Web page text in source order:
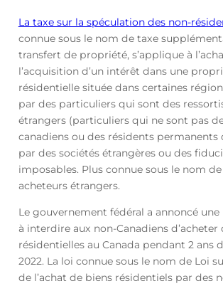
La taxe sur la spéculation des non-
connue sous le nom de taxe
transfert de propriété, s’applique à
l’acquisition d’un intérêt dans une
résidentielle située dans certaines
par des particuliers qui sont des
étrangers (particuliers qui ne sont pas
canadiens ou des résidents permanents
par des sociétés étrangères ou des
imposables. Plus connue sous le nom
acheteurs étrangers.
Le gouvernement fédéral a annoncé
à interdire aux non-Canadiens
résidentielles au Canada pendant 2 ans
2022. La loi connue sous le nom de Loi
de l’achat de biens résidentiels par des